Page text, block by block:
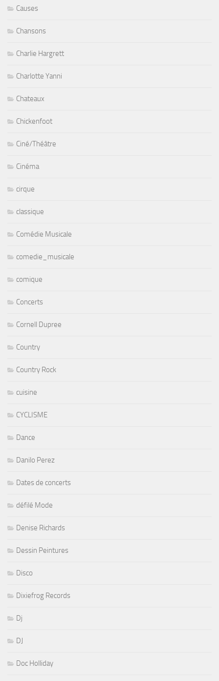
Causes
Chansons
Charlie Hargrett
Charlotte Yanni
Chateaux
Chickenfoot
Ciné/Théâtre
Cinéma
cirque
classique
Comédie Musicale
comedie_musicale
comique
Concerts
Cornell Dupree
Country
Country Rock
cuisine
CYCLISME
Dance
Danilo Perez
Dates de concerts
défilé Mode
Denise Richards
Dessin Peintures
Disco
Dixiefrog Records
Dj
DJ
Doc Holliday